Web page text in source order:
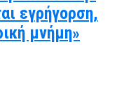
εγρήγορση,
μνήμη»